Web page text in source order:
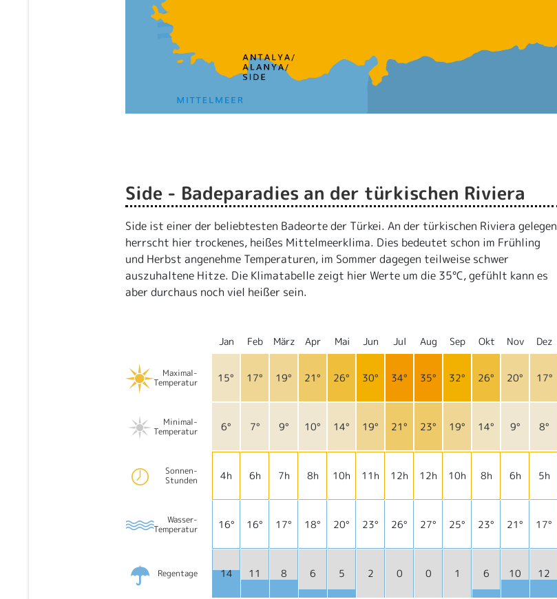
Side - Badeparadies an der türkischen Riviera
Side ist einer der beliebtesten Badeorte der Türkei. An der türkischen Riviera gelegen
herrscht hier trockenes, heißes Mittelmeerklima. Dies bedeutet schon im Frühling
und Herbst angenehme Temperaturen, im Sommer dagegen teilweise schwer
auszuhaltene Hitze. Die Klimatabelle zeigt hier Werte um die 35°C, gefühlt kann es
aber durchaus noch viel heißer sein.
Jan Feb März Apr Mai Jun Jul Aug Sep Okt Nov Dez
Maximal-
Temperatur
15° 17° 19° 21° 26° 30° 34° 35° 32° 26° 20° 17°
Minimal-
Temperatur
6° 7° 9° 10° 14° 19° 21° 23° 19° 14° 9° 8°
Sonnen-
Stunden
4h 6h 7h 8h 10h 11h 12h 12h 10h 8h 6h 5h
Wasser-
Temperatur
16° 16° 17° 18° 20° 23° 26° 27° 25° 23° 21° 17°
Regentage 14 11 8 6 5 2 0 0 1 6 10 12